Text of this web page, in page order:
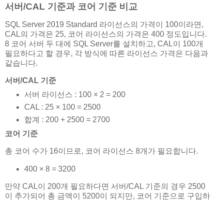
서버/CAL 기준과 코어 기준 비교
SQL Server 2019 Standard 라이선스의 가격이 100이라면,
CAL의 가격은 25, 코어 라이선스의 가격은 400 정도입니다.
8 코어 서버 두 대에 SQL Server를 설치하고, CAL이 100개
필요하다고 할 경우, 각 방식에 따른 라이선스 가격은 다음과
같습니다.
서버/CAL 기준
서버 라이선스 : 100 × 2 = 200
CAL : 25 × 100 = 2500
합계 : 200 + 2500 = 2700
코어 기준
총 코어 수가 16이므로, 코어 라이선스 8개가 필요합니다.
400 × 8 = 3200
만약 CAL이 200개 필요하다면 서버/CAL 기준의 경우 2500
이 추가되어 총 금액이 5200이 되지만, 코어 기준으로 구입하